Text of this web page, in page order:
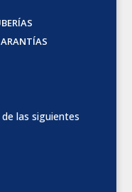
las siguientes